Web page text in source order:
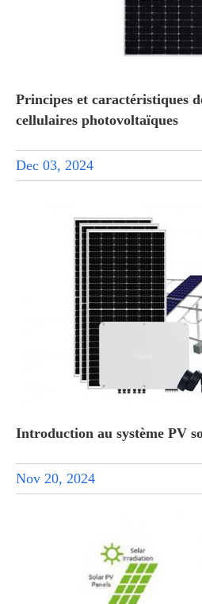
Principes et caractéristiques
cellulaires photovoltaïques
Dec 03, 2024
Introduction au système PV
Nov 20, 2024